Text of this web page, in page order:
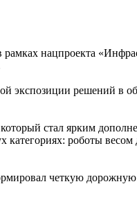
нацпроекта
экспозиции решений в
стал ярким
роботы
четкую дорожную